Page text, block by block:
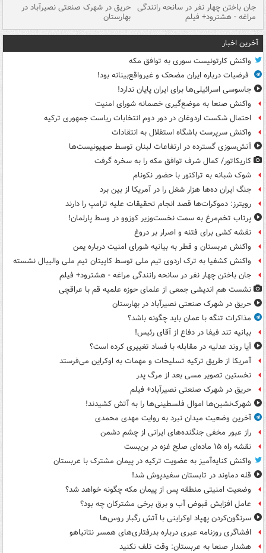
جان باختن چهار نفر در سانحه رانندگی
مراغه - هشترود+ فیلم
حریق در شهرک صنعتی نصیرآباد در
بهارستان
آخرین اخبار
واکنش کارتونیست سوری به توافق مکه
فرضیات درباره ایران مضحک و غیرواقع‌بینانه بود!
جاسوسی اسرائیلی‌ها برای ایران پایان ندارد!
واکنش صنعا به موضع‌گیری خصمانه شورای امنیت
احتمال شکست اردوغان در دور دوم انتخابات ریاست جمهوری ترکیه
واکنش سرپرست باشگاه استقلال به انتقادات
آتش‌سوزی گسترده در ارتفاعات لبنان توسط صهیونیست‌ها
کاریکاتور/ کمال شرف توافق مکه را به سخره گرفت
شوک شبانه به تراکتور با حضور نکونام
جنگ ایران ده‌ها هزار شغل را در آمریکا از بین برد
رویترز: دموکرات‌ها قصد انجام تحقیقات علیه ترامپ را دارند
پرتاب تخم‌مرغ به سمت نخست‌وزیر کوزوو در وسط پارلمان!
نقشه کشی برای فتنه و اصرار بر دروغ
واکنش عربستان و قطر به بیانیه شورای امنیت درباره یمن
واکنش کشفیا به ترک اردوی تیم ملی توسط کاپیتان تیم ملی والیبال نشسته
جان باختن چهار نفر در سانحه رانندگی مراغه - هشترود+ فیلم
نشست هم اندیشی جمعی از علمای حوزه علمیه قم با عراقچی
حریق در شهرک صنعتی نصیرآباد در بهارستان
مذاکرات تنگه با عمان باید چگونه باشد؟
بیانیه تند فیفا در دفاع از آقای رئیس!
آیا روند عدلیه در مقابله با فساد تغییری کرده است؟
آمریکا از طریق ترکیه تسلیحات و مهمات به اوکراین می‌فرستد
نخستین تصویر مسی بعد از مرگ پدر
حریق در شهرک صنعتی نصیرآباد+ فیلم
شهرک‌نشین‌ها اموال فلسطینی‌ها را به آتش کشیدند!
آخرین وضعیت میدان نبرد به روایت مهدی محمدی
راز عبور مخفی جنگنده‌های ایرانی از چشم دشمن
نقشه راه ۱۵ ماده‌ای صلح غزه در بن‌بست
واکنش کنایه‌آمیز به عضویت ترکیه در پیمان مشترک با عربستان
قله دماوند در تابستان سفیدپوش شد!
وضعیت امنیتی منطقه پس از پیمان مکه چگونه خواهد شد؟
عامل افزایش قبوض آب و برق برخی مشترکان چه بود؟
سرنگون‌کردن پهپاد اوکراینی با آتش رگبار روس‌ها
افشاگری روزنامه عبری درباره بدرفتاری‌های همسر نتانیاهو
هشدار صنعا به عربستان: وقت تلف نکنید